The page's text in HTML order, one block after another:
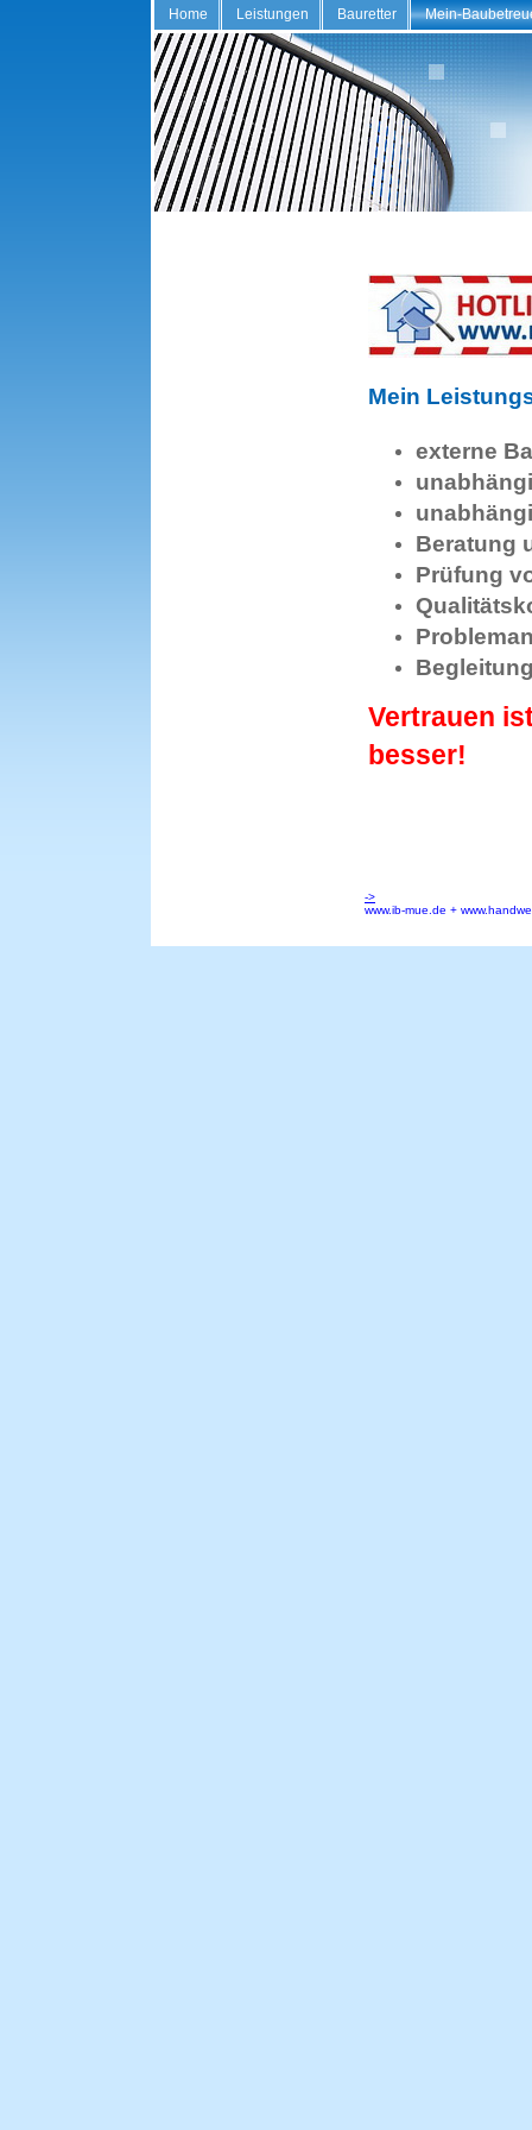
Home Leistungen Bauretter Mein-
Mein
externe
Beratung
Prüfung
Vertrauen
besser!
->
www.ib-mue.de +